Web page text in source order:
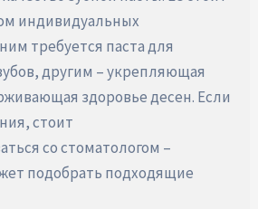
индивидуальных
требуется паста для
другим – укрепляющая
здоровье десен. Если
стоит
со стоматологом –
подобрать подходящие